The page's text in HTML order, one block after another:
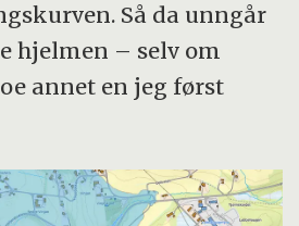
Så da unngår
hjelmen – selv om
annet en jeg først